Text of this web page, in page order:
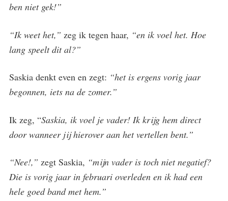
ben niet gek!”
“Ik weet het,” zeg ik tegen haar, “en ik voel het. Hoe
lang speelt dit al?”
Saskia denkt even en zegt: “het is ergens vorig jaar
begonnen, iets na de zomer.”
Ik zeg, “Saskia, ik voel je vader! Ik krijg hem direct
door wanneer jij hierover aan het vertellen bent.”
“Nee!,” zegt Saskia, “mijn vader is toch niet negatief?
Die is vorig jaar in februari overleden en ik had een
hele goed band met hem.”